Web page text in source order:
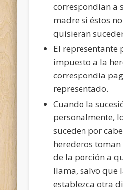
correspondían a
madre si éstos
quisieran
El representante
impuesto a la
correspondía
representado.
Cuando la
personalmente,
suceden por
herederos
de la porción a
llama, salvo que
establezca otra